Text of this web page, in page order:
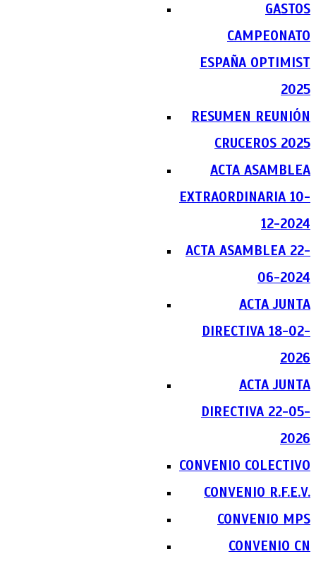
GASTOS
CAMPEONATO
ESPAÑA OPTIMIST
2025
RESUMEN REUNIÓN
CRUCEROS 2025
ACTA ASAMBLEA
EXTRAORDINARIA 10-
12-2024
ACTA ASAMBLEA 22-
06-2024
ACTA JUNTA
DIRECTIVA 18-02-
2026
ACTA JUNTA
DIRECTIVA 22-05-
2026
CONVENIO COLECTIVO
CONVENIO R.F.E.V.
CONVENIO MPS
CONVENIO CN